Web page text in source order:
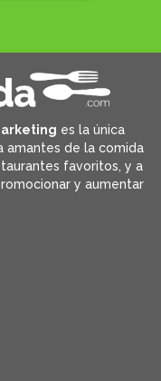
es la única
amantes de la comida
favoritos, ya
y aumentar